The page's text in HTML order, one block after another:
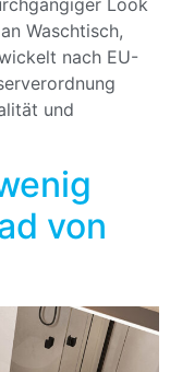
Waschtisch,
nach EU-
und
von